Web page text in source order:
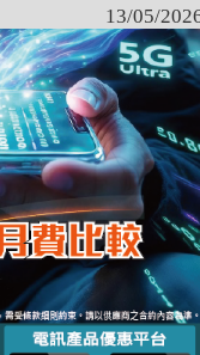
13/05/